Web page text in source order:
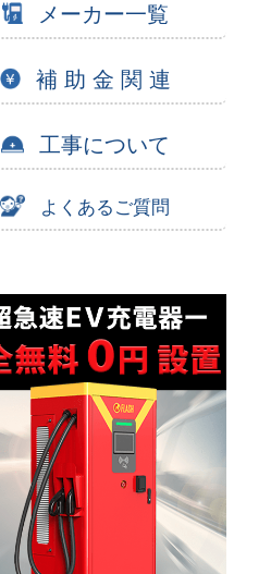
メーカー一覧
補 助 金 関 連
工事について
よくあるご質問